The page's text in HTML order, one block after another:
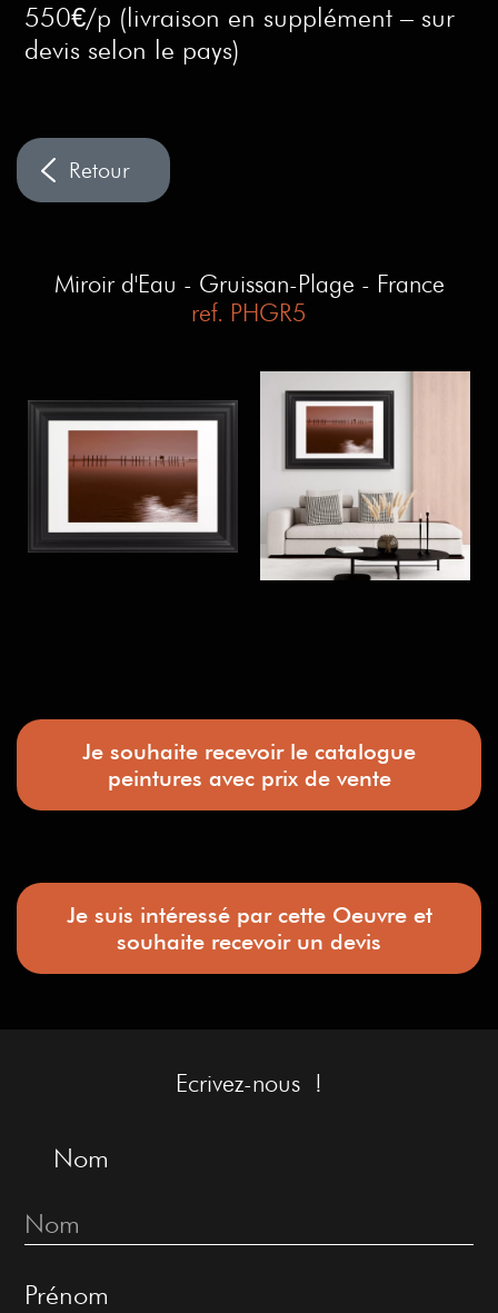
550€/p (livraison en supplément – sur
devis selon le pays)
Miroir d'Eau - Gruissan-Plage - France
ref. PHGR5
Je souhaite recevoir le catalogue
peintures avec prix de vente
Je suis intéressé par cette Oeuvre et
souhaite recevoir un devis
Ecrivez-nous !
Nom
Prénom